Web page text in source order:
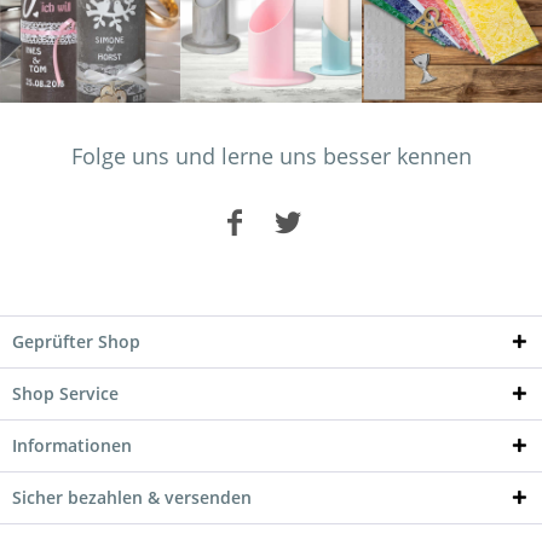
Folge uns und lerne uns besser kennen
Geprüfter Shop
Shop Service
Informationen
Sicher bezahlen & versenden